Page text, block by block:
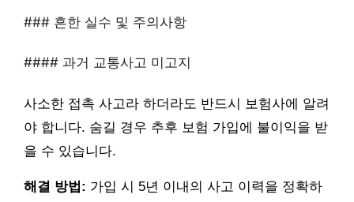
### 흔한 실수 및 주의사항
#### 과거 교통사고 미고지
사소한 접촉 사고라 하더라도 반드시 보험사에 알려
야 합니다. 숨길 경우 추후 보험 가입에 불이익을 받
을 수 있습니다.
해결 방법: 가입 시 5년 이내의 사고 이력을 정확하